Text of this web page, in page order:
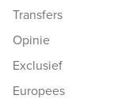
Transfers
Opinie
Exclusief
Europees